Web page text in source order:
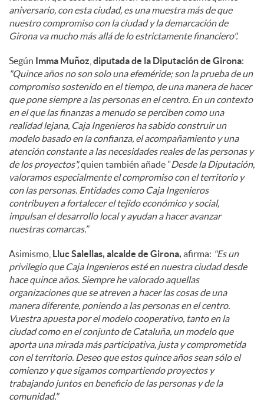
aniversario, con esta ciudad, es una muestra más de que
nuestro compromiso con la ciudad y la demarcación de
Girona va mucho más allá de lo estrictamente financiero".
Según Imma Muñoz diputada de la Diputación de Girona:
"Quince años no son solo una efeméride; son la prueba de un
compromiso sostenido en el tiempo, de una manera de hacer
que pone siempre a las personas en el centro. En un contexto
en el que las finanzas a menudo se perciben como una
realidad lejana, Caja Ingenieros ha sabido construir un
modelo basado en la confianza, el acompañamiento y una
atención constante a las necesidades reales de las personas y
de los proyectos",quien también añade "Desde la Diputación,
valoramos especialmente el compromiso con el territorio y
con las personas. Entidades como Caja Ingenieros
contribuyen a fortalecer el tejido económico y social,
impulsan el desarrollo local y ayudan a hacer avanzar
nuestras comarcas.”
Asimismo, Lluc Salellas, alcalde de Girona, afirma: "Es un
privilegio que Caja Ingenieros esté en nuestra ciudad desde
hace quince años. Siempre he valorado aquellas
organizaciones que se atreven a hacer las cosas de una
manera diferente, poniendo a las personas en el centro.
Vuestra apuesta por el modelo cooperativo, tanto en la
ciudad como en el conjunto de Cataluña, un modelo que
aporta una mirada más participativa, justa y comprometida
con el territorio. Deseo que estos quince años sean sólo el
comienzo y que sigamos compartiendo proyectos y
trabajando juntos en beneficio de las personas y de la
comunidad."